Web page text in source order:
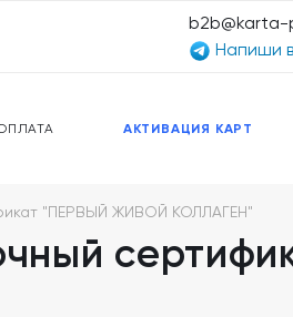
АКТИВАЦИЯ КАРТ
b2b@karta-
Напиши
"ПЕРВЫЙ ЖИВОЙ КОЛЛАГЕН"